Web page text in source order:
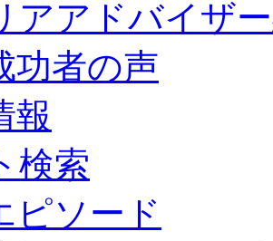
アアドバイザ
功者の声
報
検索
ピソード